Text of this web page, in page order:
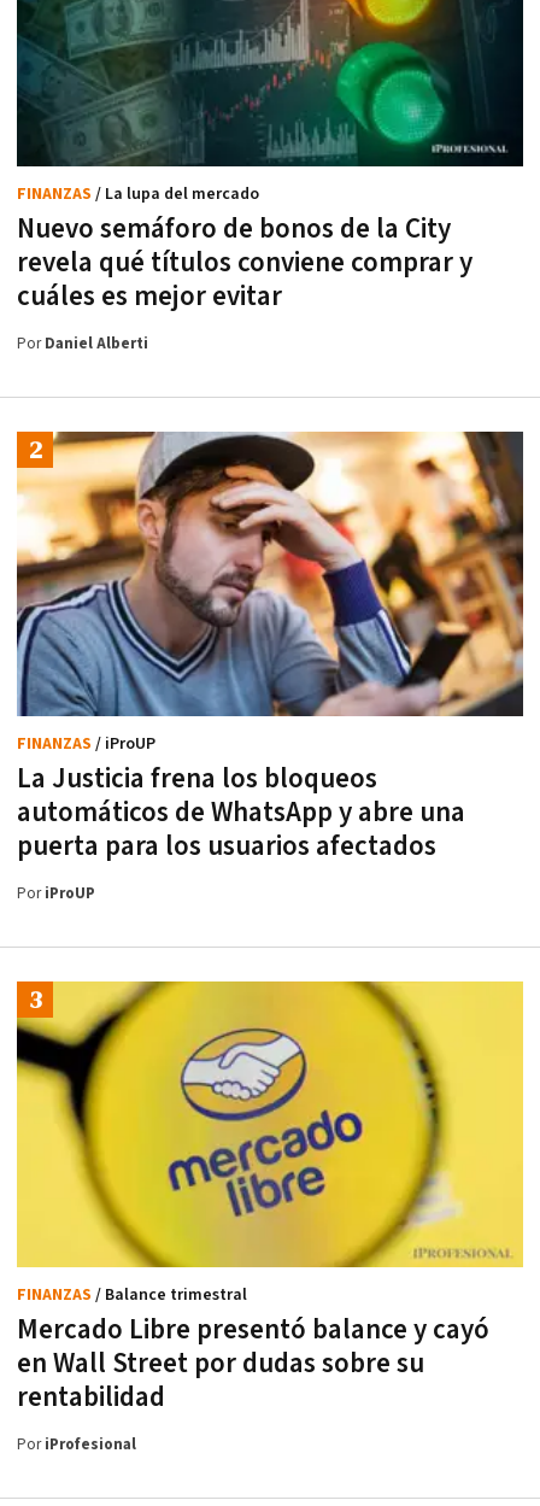
Nuevo semáforo de bonos de la City
revela qué títulos conviene comprar y
cuáles es mejor evitar
FINANZAS / La lupa del mercado
PorDaniel Alberti
La Justicia frena los bloqueos
automáticos de WhatsApp y abre una
puerta para los usuarios afectados
FINANZAS / iProUP
PoriProUP
Mercado Libre presentó balance y cayó
en Wall Street por dudas sobre su
rentabilidad
FINANZAS / Balance trimestral
PoriProfesional